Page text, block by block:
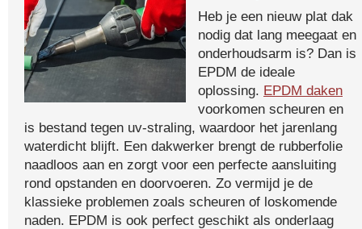
Heb je een nieuw plat dak
nodig dat lang meegaat en
onderhoudsarm is? Dan is
EPDM de ideale
oplossing. EPDM daken
voorkomen scheuren en
is bestand tegen uv-straling, waardoor het jarenlang
waterdicht blijft. Een dakwerker brengt de rubberfolie
naadloos aan en zorgt voor een perfecte aansluiting
rond opstanden en doorvoeren. Zo vermijd je de
klassieke problemen zoals scheuren of loskomende
naden. EPDM is ook perfect geschikt als onderlaag